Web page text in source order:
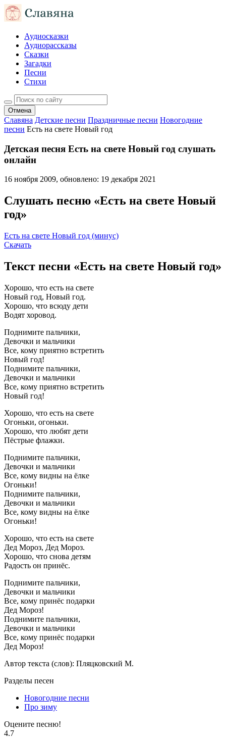
Аудиосказки
Аудиорассказы
Сказки
Загадки
Песни
Стихи
Отмена
Славяна Детские песни Праздничные песни Новогодние
песни Есть на свете Новый год
Детская песня Есть на свете Новый год слушать
онлайн
16 ноября 2009, обновлено: 19 декабря 2021
Слушать песню «Есть на свете Новый
год»
Есть на свете Новый год (минус)
Скачать
Текст песни «Есть на свете Новый год»
Хорошо, что есть на свете
Новый год, Новый год.
Хорошо, что всюду дети
Водят хоровод.
Поднимите пальчики,
Девочки и мальчики
Все, кому приятно встретить
Новый год!
Поднимите пальчики,
Девочки и мальчики
Все, кому приятно встретить
Новый год!
Хорошо, что есть на свете
Огоньки, огоньки.
Хорошо, что любят дети
Пёстрые флажки.
Поднимите пальчики,
Девочки и мальчики
Все, кому видны на ёлке
Огоньки!
Поднимите пальчики,
Девочки и мальчики
Все, кому видны на ёлке
Огоньки!
Хорошо, что есть на свете
Дед Мороз, Дед Мороз.
Хорошо, что снова детям
Радость он принёс.
Поднимите пальчики,
Девочки и мальчики
Все, кому принёс подарки
Дед Мороз!
Поднимите пальчики,
Девочки и мальчики
Все, кому принёс подарки
Дед Мороз!
Автор текста (слов): Пляцковский М.
Разделы песен
Новогодние песни
Про зиму
Оцените песню!
4.7